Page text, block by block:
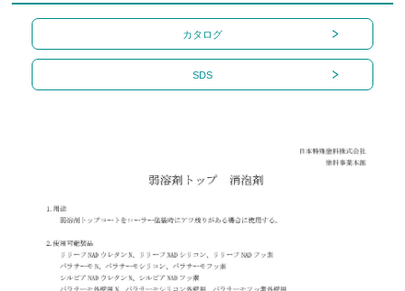
カタログ
SDS